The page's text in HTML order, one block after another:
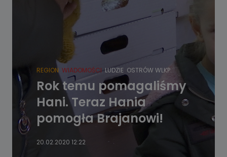
REGION WIADOMOŚCI LUDZIE OSTRÓW WLKP.
Rok temu pomagaliśmy
Hani. Teraz Hania
pomogła Brajanowi!
20.02.2020 12:22